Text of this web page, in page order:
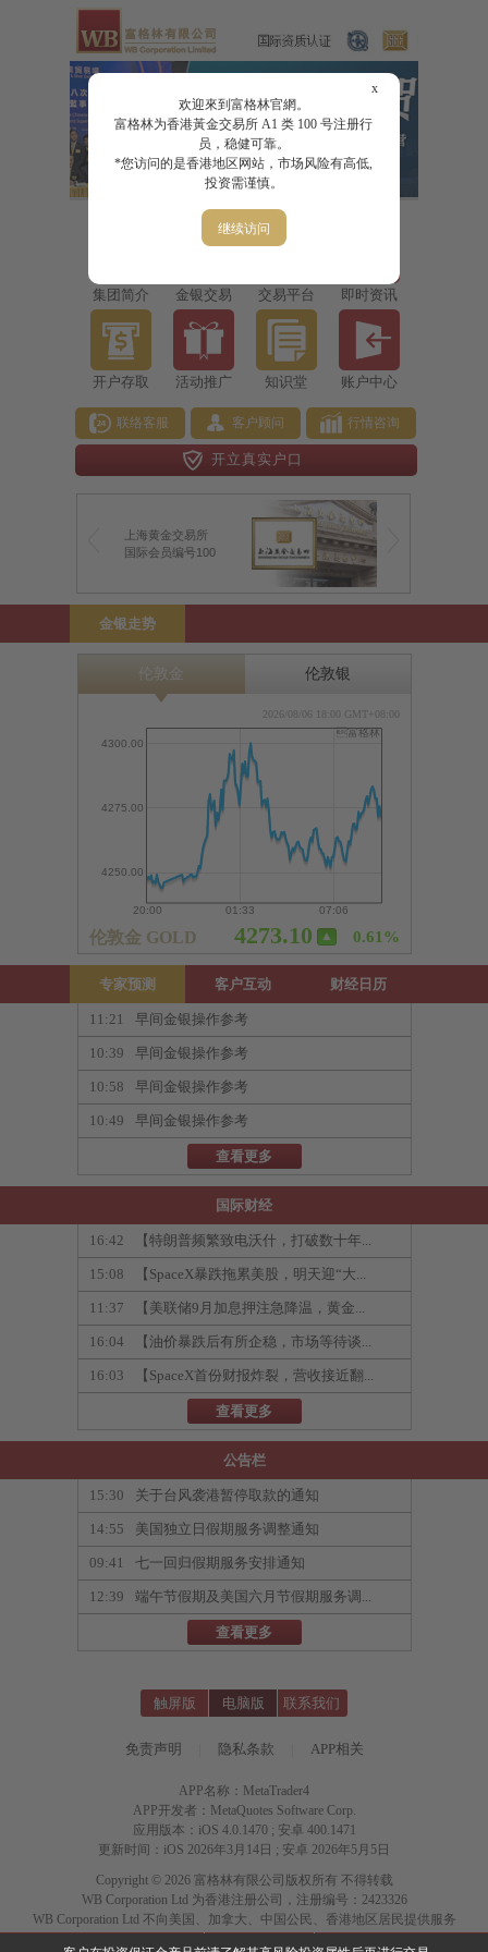
x
欢迎來到富格林官網。
富格林为香港黃金交易所 A1 类 100 号注册行
员，稳健可靠。
*您访问的是香港地区网站，市场风险有高低,
投资需谨慎。
继续访问
集团简介 金银交易 交易平台 即时资讯
开户存取 活动推广 知识堂 账户中心
联络客服 客户顾问 行情咨询
开立真实户口
上海黄金交易所
国际会员编号100
金银走势
专家预测 客户互动 财经日历
11:21 早间金银操作参考
10:39 早间金银操作参考
10:58 早间金银操作参考
10:49 早间金银操作参考
查看更多
国际财经
16:42 【特朗普频繁致电沃什，打破数十年...
15:08 【SpaceX暴跌拖累美股，明天迎“大...
11:37 【美联储9月加息押注急降温，黄金...
16:04 【油价暴跌后有所企稳，市场等待谈...
16:03 【SpaceX首份财报炸裂，营收接近翻...
查看更多
公告栏
15:30 关于台风袭港暂停取款的通知
14:55 美国独立日假期服务调整通知
09:41 七一回归假期服务安排通知
12:39 端午节假期及美国六月节假期服务调...
查看更多
触屏版 电脑版 联系我们
免责声明 隐私条款 APP相关
APP名称：MetaTrader4
APP开发者：MetaQuotes Software Corp.
应用版本：iOS 4.0.1470 ; 安卓 400.1471
更新时间：iOS 2026年3月14日 ; 安卓 2026年5月5日
Copyright © 2026 富格林有限公司版权所有 不得转载
WB Corporation Ltd 为香港注册公司，注册编号：2423326
WB Corporation Ltd 不向美国、加拿大、中国公民、香港地区居民提供服务